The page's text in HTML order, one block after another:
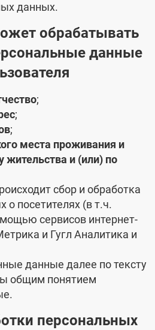
данных.
обрабатывать
данные
;
;
;
места проживания и
жительства и (или) по
сбор и обработка
о посетителях (в т.ч.
сервисов интернет-
и Гугл Аналитика и
данные далее по тексту
общим понятием
персональных